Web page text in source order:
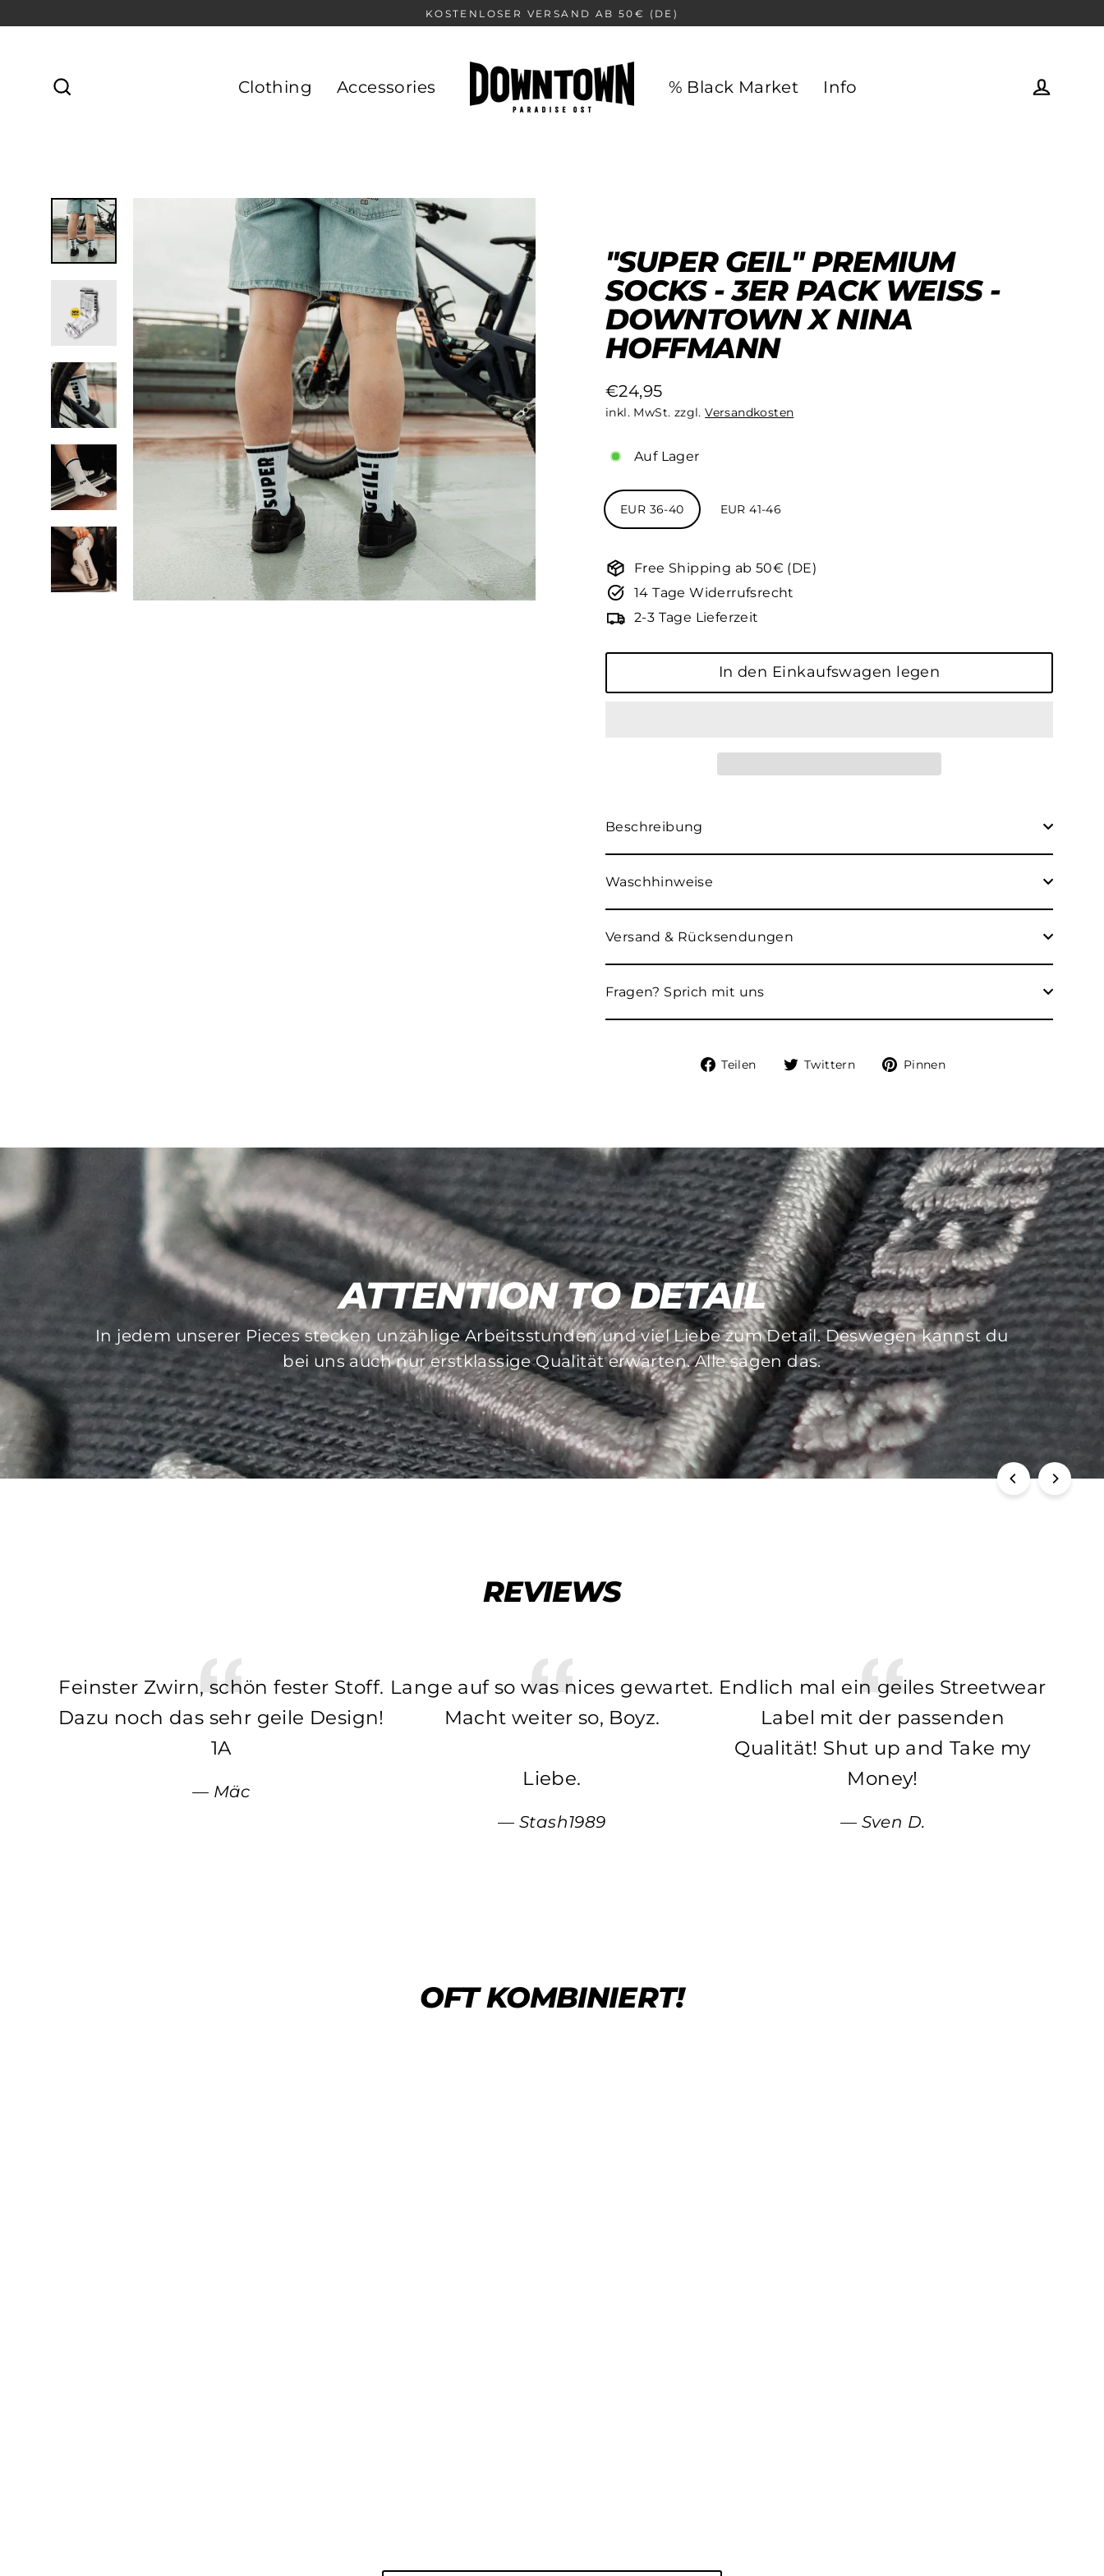
zum
KOSTENLOSER VERSAND AB 50€ (DE)
Clothing Accessories % Black Market
Info
"SUPER GEIL" PREMIUM
SOCKS - 3ER PACK WEISS - D
OWNTOWN X NINA H
OFFMANN
Normaler
Preis
€24,95
inkl. MwSt. zzgl.Versandkosten
Auf Lager
GrößeEUR 36-40 EUR 41-46
Free Shipping ab 50€ (DE)
14 Tage Widerrufsrecht
2-3 Tage Lieferzeit
In den Einkaufswagen legen
Beschreibung
Waschhinweise
Versand & Rücksendungen
Fragen? Sprich mit uns
Teilen
Auf
Twittern
Auf
Pinnen
ATTENTION TO DETAIL
In jedem unserer Pieces stecken unzählige Arbeitsstunden und viel Liebe zum Detail. Deswegen kannst du
bei uns auch nur erstklassige Qualität erwarten. Alle sagen das.
MADE TO LAST
Bei der Auswahl unserer Druck- und Stickverfahren achten wir besonders auf die Langlebigkeit dieser. Sich
auflösende Pieces gibt es bei uns nicht!
REVIEWS
Feinster Zwirn, schön fester Stoff.
Dazu noch das sehr geile Design!
1A
Mäc
Lange auf so was nices gewartet.
Macht weiter so, Boyz.
Liebe.
Stash1989
Endlich mal ein geiles Streetwear
Label mit der passenden
Qualität! Shut up and Take my
Money!
Sven D.
OFT KOMBINIERT!